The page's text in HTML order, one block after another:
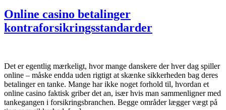
Online casino betalinger
kontraforsikringsstandarder
Det er egentlig mærkeligt, hvor mange danskere der hver dag spiller
online – måske endda uden rigtigt at skænke sikkerheden bag deres
betalinger en tanke. Mange har ikke noget forhold til, hvordan et
online casino faktisk griber det an, især hvis man sammenligner med
tankegangen i forsikringsbranchen. Begge områder lægger vægt på